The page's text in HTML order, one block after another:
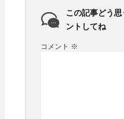
この記事どう
ントしてね
コメント ※